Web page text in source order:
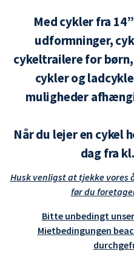
Med cykler fra
udformninger,
cykeltrailere for
cykler og
muligheder
Når du lejer en cykel
dag fra
Husk venligst at tjekke vores
før du
Bitte unbedingt
Mietbedingungen